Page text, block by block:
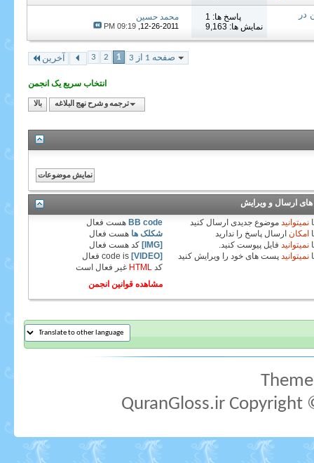
در
پاسخ ها: 1
نمایش ها: 9,163
محمد حسین
12-26-2011,
09:19 PM
صفحه 1 از 3 1
2
3 آخرین
انتخاب سریع یک انجمن
ترجمه و شرح نهج البلاغه بالا
ارسال و ویرایش
نمیتوانید موضوع جدیدی ارسال کنید
امکان ارسال پاسخ را ندارید
نمیتوانید فایل پیوست کنید.
نمیتوانید پست های خود را ویرایش کنید
BB code هست فعال
شکلک ها هست فعال
[IMG]
کد هست فعال
[VIDEO]
code is
فعال
کدHTML غیر فعال است
مشاهده قوانین انجمن
QuranGloss.ir Copyright